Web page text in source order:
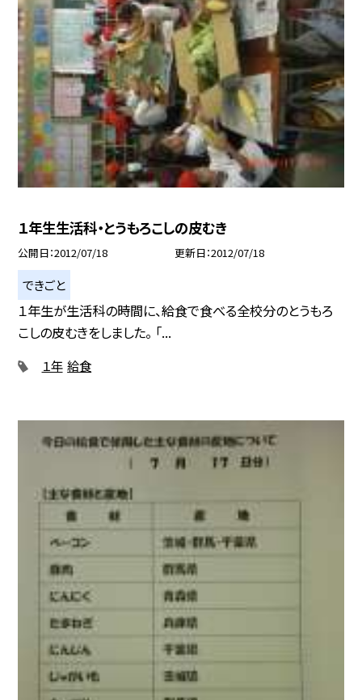
１年生生活科・とうもろこしの皮むき
公開日 2012/07/18 更新日 2012/07/18
できごと
１年生が生活科の時間に、給食で食べる全校分のとうもろ
こしの皮むきをしました。 「...
１年 給食